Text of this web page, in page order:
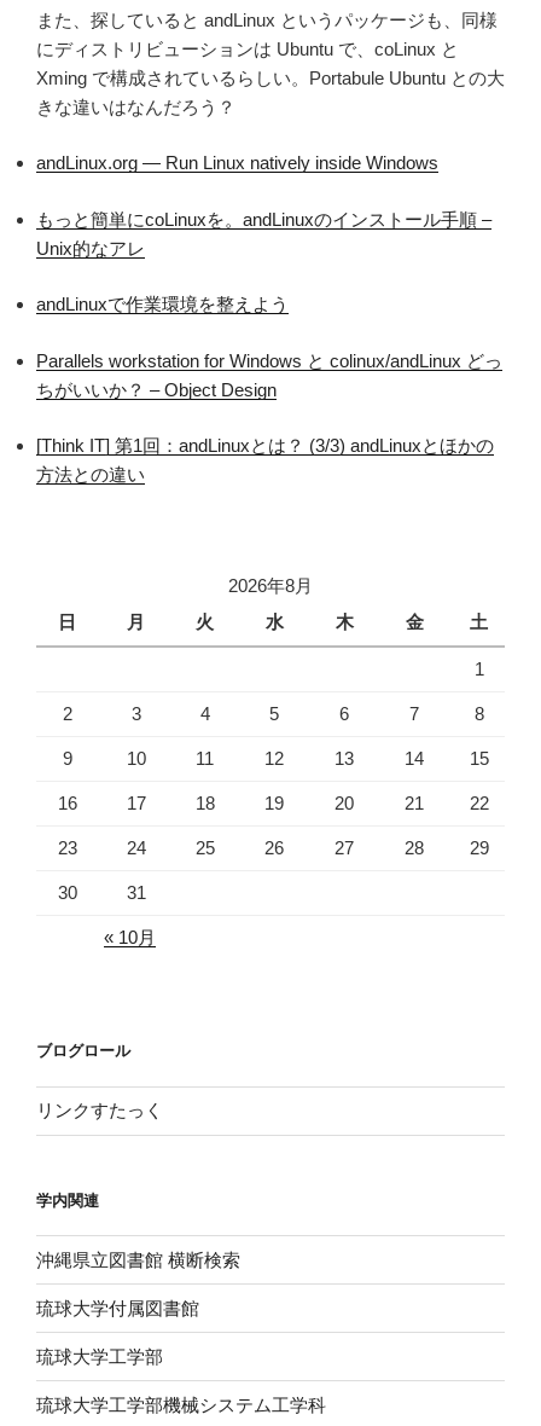
また、探していると andLinux というパッケージも、同様
にディストリビューションは Ubuntu で、coLinux と
Xming で構成されているらしい。Portabule Ubuntu との大
きな違いはなんだろう？
andLinux.org — Run Linux natively inside Windows
もっと簡単にcoLinuxを。andLinuxのインストール手順 –
Unix的なアレ
andLinuxで作業環境を整えよう
Parallels workstation for Windows と colinux/andLinux どっ
ちがいいか？ – Object Design
[Think IT] 第1回：andLinuxとは？ (3/3) andLinuxとほかの
方法との違い
2026年8月
日
月 火 水 木 金 土
1
2 3 4 5 6 7 8
9 10 11 12 13 14 15
16 17 18 19 20 21 22
23 24 25 26 27 28 29
30 31
« 10月
ブログロール
リンクすたっく
学内関連
沖縄県立図書館 横断検索
琉球大学付属図書館
琉球大学工学部
琉球大学工学部機械システム工学科